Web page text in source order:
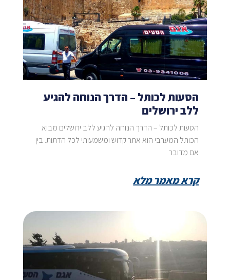
הסעות לכותל – הדרך הנוחה להגיע
ללב ירושלים
הסעות לכותל – הדרך הנוחה להגיע ללב ירושלים מבוא
הכותל המערבי הוא אתר קדוש ומשמעותי לכל הדתות. בין
אם מדובר
קרא מאמר מלא